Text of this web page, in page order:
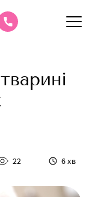
22 6 хв